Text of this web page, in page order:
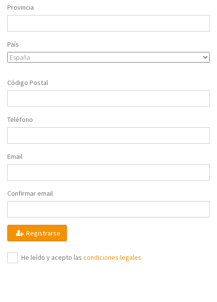
Provincia
País
Código Postal
Teléfono
Email
Confirmar email
Registrarse
He leído y acepto las condiciones legales